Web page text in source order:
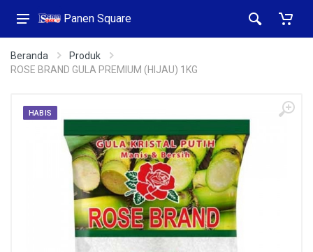
Panen Square
Beranda
Produk
ROSE BRAND GULA PREMIUM (HIJAU) 1KG
HABIS